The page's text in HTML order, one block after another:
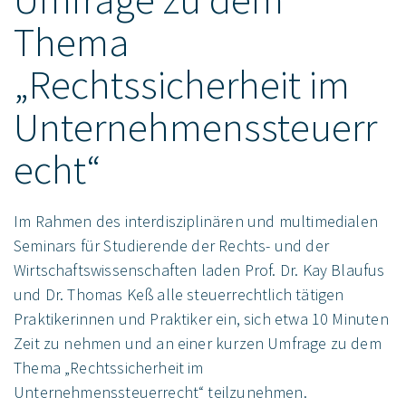
Thema
„Rechtssicherheit im
Unternehmenssteuerr
echt“
Im Rahmen des interdisziplinären und multimedialen
Seminars für Studierende der Rechts- und der
Wirtschaftswissenschaften laden Prof. Dr. Kay Blaufus
und Dr. Thomas Keß alle steuerrechtlich tätigen
Praktikerinnen und Praktiker ein, sich etwa 10 Minuten
Zeit zu nehmen und an einer kurzen Umfrage zu dem
Thema „Rechtssicherheit im
Unternehmenssteuerrecht“ teilzunehmen.